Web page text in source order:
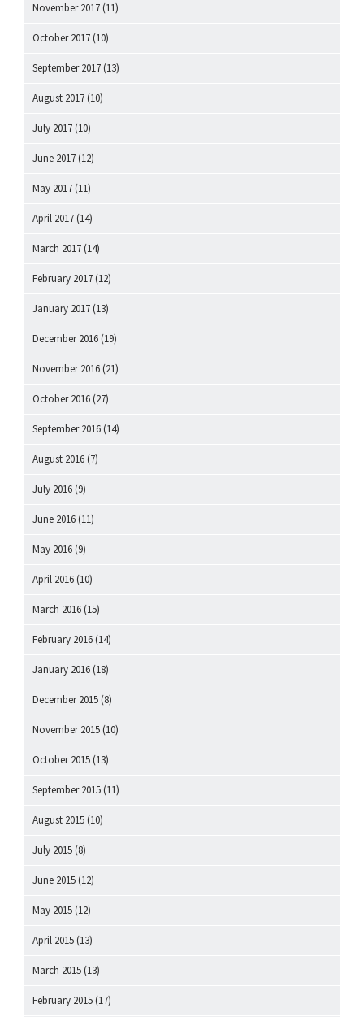
November 2017 (11)
October 2017 (10)
September 2017 (13)
August 2017 (10)
July 2017 (10)
June 2017 (12)
May 2017 (11)
April 2017 (14)
March 2017 (14)
February 2017 (12)
January 2017 (13)
December 2016 (19)
November 2016 (21)
October 2016 (27)
September 2016 (14)
August 2016 (7)
July 2016 (9)
June 2016 (11)
May 2016 (9)
April 2016 (10)
March 2016 (15)
February 2016 (14)
January 2016 (18)
December 2015 (8)
November 2015 (10)
October 2015 (13)
September 2015 (11)
August 2015 (10)
July 2015 (8)
June 2015 (12)
May 2015 (12)
April 2015 (13)
March 2015 (13)
February 2015 (17)